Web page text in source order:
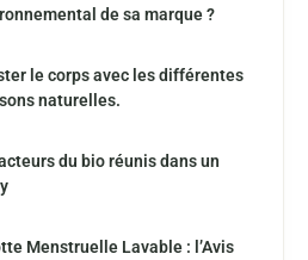
de sa marque ?
le corps avec les différentes
naturelles.
du bio réunis dans un
Menstruelle Lavable : l’Avis